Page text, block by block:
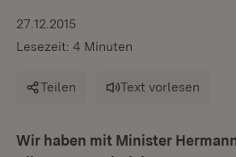
27.12.2015
Lesezeit: 4 Minuten
Teilen Text vorlesen
Wir haben mit Minister